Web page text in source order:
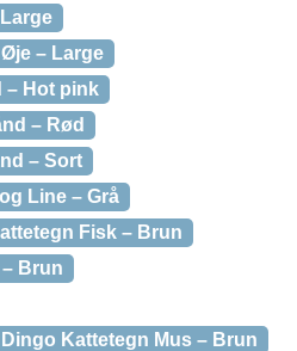
– Large
– Hot pink
– Rød
– Sort
Line – Grå
Fisk – Brun
Brun
Dingo Kattetegn Mus – Brun